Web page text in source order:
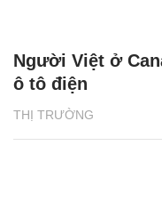
THỊ TRƯỜNG
Người Việt ở
ô tô điện